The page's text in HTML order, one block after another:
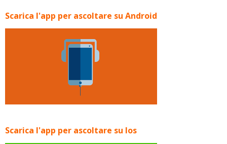
Scarica l'app per ascoltare su Android
Scarica l'app per ascoltare su Ios